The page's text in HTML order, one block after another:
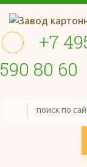
+7
590 80 60